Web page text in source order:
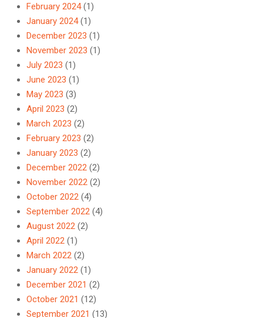
February 2024(1)
January 2024(1)
December 2023 (1)
November 2023 (1)
July 2023 (1)
June 2023 (1)
May 2023 (3)
April 2023 (2)
March 2023 (2)
February 2023 (2)
January 2023 (2)
December 2022 (2)
November 2022 (2)
October 2022 (4)
September 2022 (4)
August 2022 (2)
April 2022 (1)
March 2022 (2)
January 2022 (1)
December 2021 (2)
October 2021 (12)
September 2021 (13)